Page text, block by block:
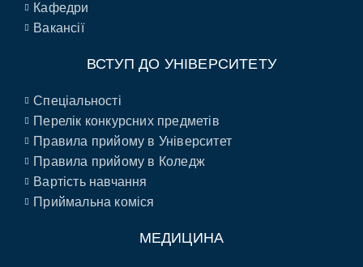
Кафедри
Вакансії
ВСТУП ДО УНІВЕРСИТЕТУ
Спеціальності
Перелік конкурсних предметів
Правила прийому в Університет
Правила прийому в Коледж
Вартість навчання
Приймальна коміся
МЕДИЦИНА